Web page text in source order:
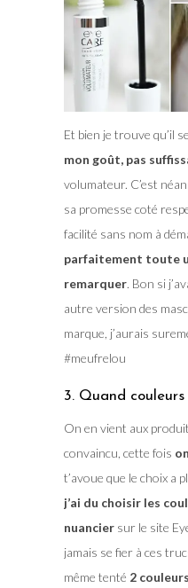
Et bien je trouve qu’il
mon goût, pas
volumateur. C’est
sa promesse coté
facilité sans nom à
parfaitement toute
remarquer. Bon si
autre version des
marque, j’aurais
#meufrelou
3. Quand
On en vient aux
convaincu, cette fois
t’avoue que le choix a
j’ai du choisir les
nuanciersur le site
jamais se fier à ces
même tenté 2